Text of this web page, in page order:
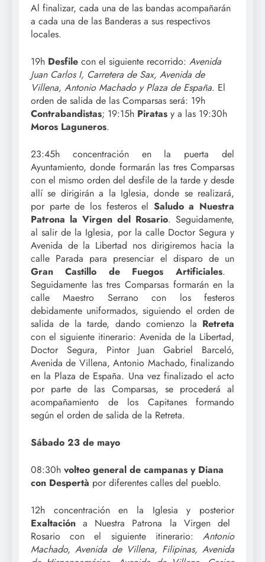
Al finalizar, cada una de las bandas acompañarán
a cada una de las Banderas a sus respectivos
locales.
19h Desfile con el siguiente recorrido: Avenida
Juan Carlos I, Carretera de Sax, Avenida de
Villena, Antonio Machado y Plaza de España. El
orden de salida de las Comparsas será: 19h
Contrabandistas; 19:15h Piratas y a las 19:30h
Moros Laguneros.
23:45h concentración en la puerta del
Ayuntamiento, donde formarán las tres Comparsas
con el mismo orden del desfile de la tarde y desde
allí se dirigirán a la Iglesia, donde se realizará,
por parte de los festeros el Saludo a Nuestra
Patrona la Virgen del Rosario. Seguidamente,
al salir de la Iglesia, por la calle Doctor Segura y
Avenida de la Libertad nos dirigiremos hacia la
calle Parada para presenciar el disparo de un
Gran Castillo de Fuegos Artificiales.
Seguidamente las tres Comparsas formarán en la
calle Maestro Serrano con los festeros
debidamente uniformados, siguiendo el orden de
salida de la tarde, dando comienzo la Retreta
con el siguiente itinerario: Avenida de la Libertad,
Doctor Segura, Pintor Juan Gabriel Barceló,
Avenida de Villena, Antonio Machado, finalizando
en la Plaza de España. Una vez finalizado el acto
por parte de las Comparsas, se procederá al
acompañamiento de los Capitanes formando
según el orden de salida de la Retreta.
Sábado 23 de mayo
08:30h volteo general de campanas y Diana
con Despertà por diferentes calles del pueblo.
12h concentración en la Iglesia y posterior
Exaltación a Nuestra Patrona la Virgen del
Rosario con el siguiente itinerario: Antonio
Machado, Avenida de Villena, Filipinas, Avenida